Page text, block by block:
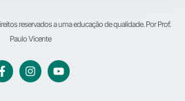
reservados a uma educação de qualidade. Por Prof.
Paulo Vicente